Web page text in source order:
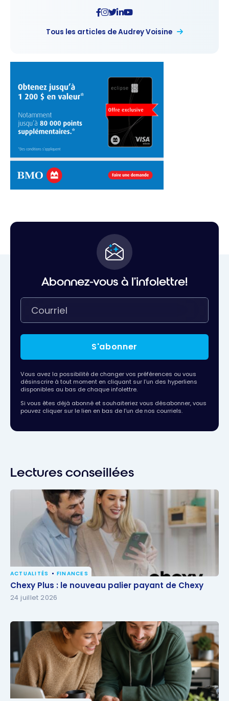
Tous les articles de Audrey Voisine
Abonnez-vous à l'infolettre!
S'abonner
Vous avez la possibilité de changer vos préférences ou vous
désinscrire à tout moment en cliquant sur l’un des hyperliens
disponibles au bas de chaque infolettre.
Si vous êtes déjà abonné et souhaiteriez vous désabonner, vous
pouvez cliquer sur le lien en bas de l’un de nos courriels.
Lectures conseillées
Chexy Plus : le nouveau palier payant de Chexy
ACTUALITÉS FINANCES
Chexy Plus : le nouveau palier payant de Chexy
24 juillet 2026